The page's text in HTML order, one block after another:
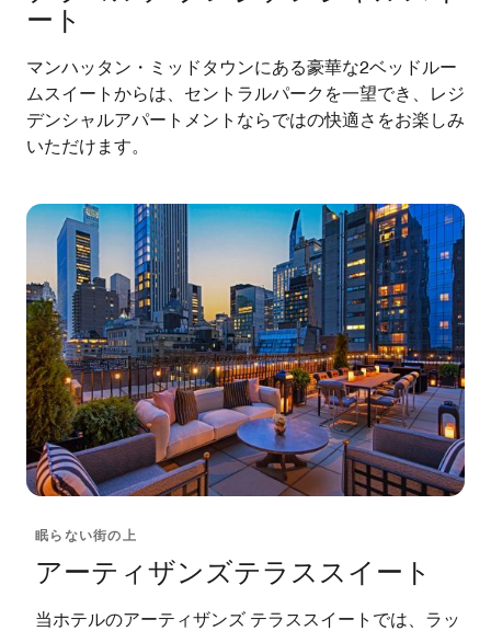
ート
マンハッタン・ミッドタウンにある豪華な2ベッドルー
ムスイートからは、セントラルパークを一望でき、レジ
デンシャルアパートメントならではの快適さをお楽しみ
いただけます。
眠らない街の上
アーティザンズテラススイート
当ホテルのアーティザンズ テラススイートでは、ラッ